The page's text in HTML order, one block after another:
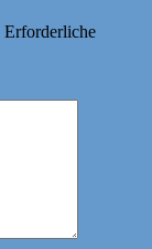
Erforderliche